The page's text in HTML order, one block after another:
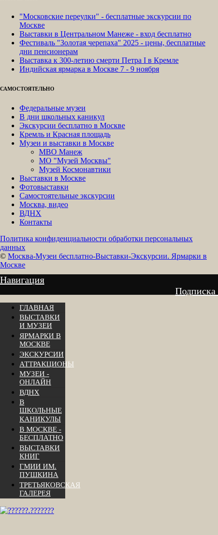
"Московские переулки" - бесплатные экскурсии по
Москве
Выставки в Центральном Манеже - вход бесплатно
Фестиваль "Золотая черепаха" 2025 - цены, бесплатные
дни пенсионерам
Выставка к 300-летию смерти Петра I в Кремле
Индийская ярмарка в Москве 7 - 9 ноября
САМОСТОЯТЕЛЬНО
Федеральные музеи
В дни школьных каникул
Экскурсии бесплатно в Москве
Кремль и Красная площадь
Музеи и выставки в Москве
МВО Манеж
МО "Музей Москвы"
Музей Космонавтики
Выставки в Москве
Фотовыставки
Самостоятельные экскурсии
Москва, видео
ВДНХ
Контакты
Политика конфиденциальности обработки персональных
данных
© Москва-Музеи бесплатно-Выставки-Экскурсии. Ярмарки в
Москве
Навигация
Подписка
ГЛАВНАЯ
ВЫСТАВКИ
И МУЗЕИ
ЯРМАРКИ В
МОСКВЕ
ЭКСКУРСИИ
АТТРАКЦИОНЫ
МУЗЕИ -
ОНЛАЙН
ВДНХ
В
ШКОЛЬНЫЕ
КАНИКУЛЫ
В МОСКВЕ -
БЕСПЛАТНО
ВЫСТАВКИ
КНИГ
ГМИИ ИМ.
ПУШКИНА
ТРЕТЬЯКОВСКАЯ
ГАЛЕРЕЯ